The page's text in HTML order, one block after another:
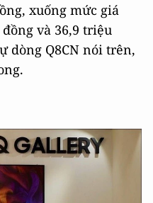
xuống mức giá
và 36,9 triệu
dòng Q8CN nói trên,